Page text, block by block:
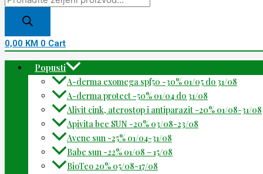
0,00 KM 0 Cart
Popusti
A-derma exomega spf50 -30% 01/05 do 31/08
A-derma protect -50% 01/04 do 31/08
Alivit cink, aterostop i antiparazit -20% 01/08-31/08
Apivita bee SUN -20% 03/08-23/08
Avene sun -25% 01/04-31/08
Babe sun -22% 01/08 – 15/08
BioTeo 20% 05/08-17/08